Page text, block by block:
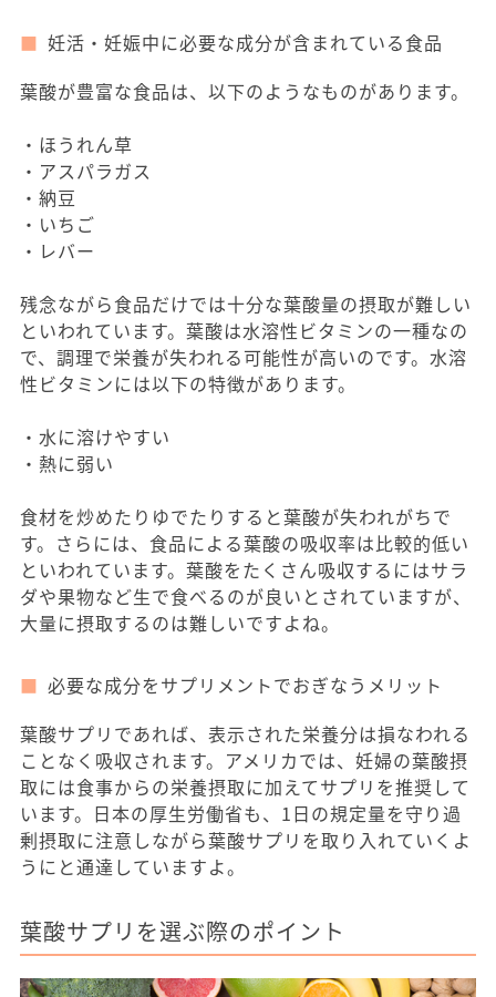
妊活・妊娠中に必要な成分が含まれている食品
葉酸が豊富な食品は、以下のようなものがあります。
・ほうれん草
・アスパラガス
・納豆
・いちご
・レバー
残念ながら食品だけでは十分な葉酸量の摂取が難しい
といわれています。葉酸は水溶性ビタミンの一種なの
で、調理で栄養が失われる可能性が高いのです。水溶
性ビタミンには以下の特徴があります。
・水に溶けやすい
・熱に弱い
食材を炒めたりゆでたりすると葉酸が失われがちで
す。さらには、食品による葉酸の吸収率は比較的低い
といわれています。葉酸をたくさん吸収するにはサラ
ダや果物など生で食べるのが良いとされていますが、
大量に摂取するのは難しいですよね。
必要な成分をサプリメントでおぎなうメリット
葉酸サプリであれば、表示された栄養分は損なわれる
ことなく吸収されます。アメリカでは、妊婦の葉酸摂
取には食事からの栄養摂取に加えてサプリを推奨して
います。日本の厚生労働省も、1日の規定量を守り過
剰摂取に注意しながら葉酸サプリを取り入れていくよ
うにと通達していますよ。
葉酸サプリを選ぶ際のポイント